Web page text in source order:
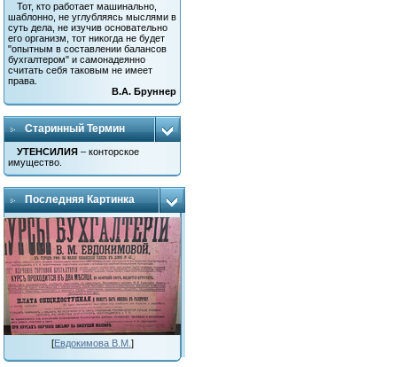
Тот, кто работает машинально,
шаблонно, не углубляясь мыслями в
суть дела, не изучив основательно
его организм, тот никогда не будет
"опытным в составлении балансов
бухгалтером" и самонадеянно
считать себя таковым не имеет
права.
В.А. Бруннер
Старинный Термин
УТЕНСИЛИЯ – конторское
имущество.
Последняя Картинка
[Евдокимова В.М. ]